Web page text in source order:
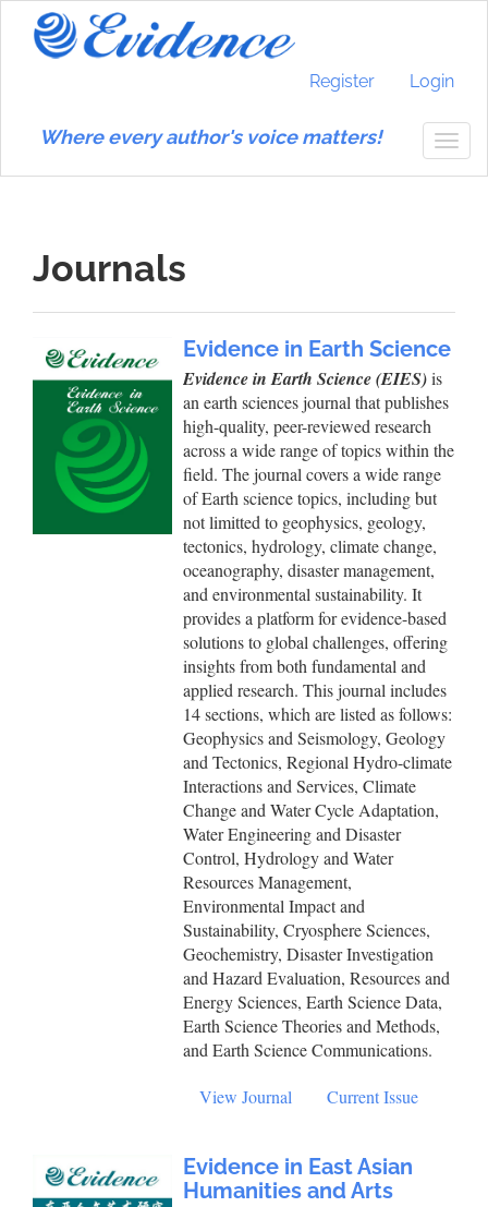
Main
Navigation
Main
Register Login
Where every author's voice matters!
Journals
Evidence in Earth Science
Evidence in Earth Science (EIES)is
an earth sciences journal that publishes
high-quality, peer-reviewed research
across a wide range of topics within the
field. The journal covers a wide range
of Earth science topics, including but
not limitted to geophysics, geology,
tectonics, hydrology, climate change,
oceanography, disaster management,
and environmental sustainability. It
provides a platform for evidence-based
solutions to global challenges, offering
insights from both fundamental and
applied research. This journal includes
14 sections, which are listed as follows:
Geophysics and Seismology, Geology
and Tectonics, Regional Hydro-climate
Interactions and Services, Climate
Change and Water Cycle Adaptation,
Water Engineering and Disaster
Control, Hydrology and Water
Resources Management,
Environmental Impact and
Sustainability, Cryosphere Sciences,
Geochemistry, Disaster Investigation
and Hazard Evaluation, Resources and
Energy Sciences, Earth Science Data,
Earth Science Theories and Methods,
and Earth Science Communications.
View Journal Current Issue
Evidence in East Asian
Humanities and Arts